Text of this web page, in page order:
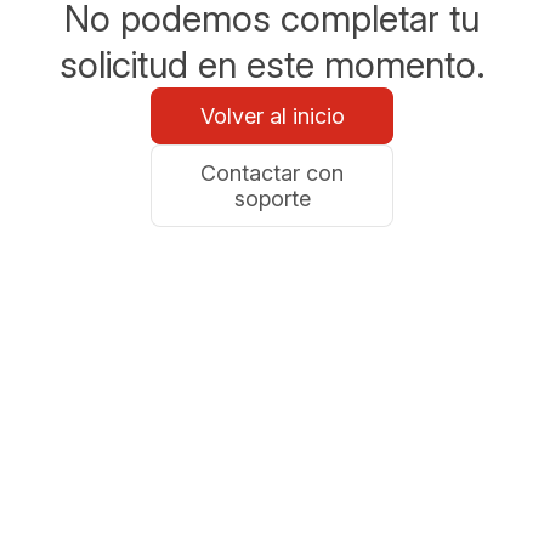
No podemos completar tu
solicitud en este momento.
Volver al inicio
Contactar con
soporte